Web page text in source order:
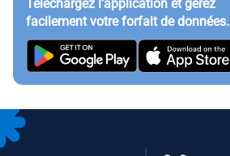
Téléchargez l'application et gérez
facilement votre forfait de données.